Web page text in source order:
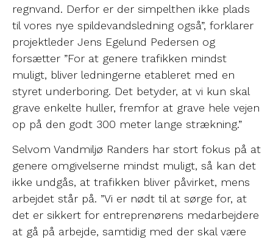
regnvand. Derfor er der simpelthen ikke plads
til vores nye spildevandsledning også”, forklarer
projektleder Jens Egelund Pedersen og
forsætter ”For at genere trafikken mindst
muligt, bliver ledningerne etableret med en
styret underboring. Det betyder, at vi kun skal
grave enkelte huller, fremfor at grave hele vejen
op på den godt 300 meter lange strækning.”
Selvom Vandmiljø Randers har stort fokus på at
genere omgivelserne mindst muligt, så kan det
ikke undgås, at trafikken bliver påvirket, mens
arbejdet står på. ”Vi er nødt til at sørge for, at
det er sikkert for entreprenørens medarbejdere
at gå på arbejde, samtidig med der skal være